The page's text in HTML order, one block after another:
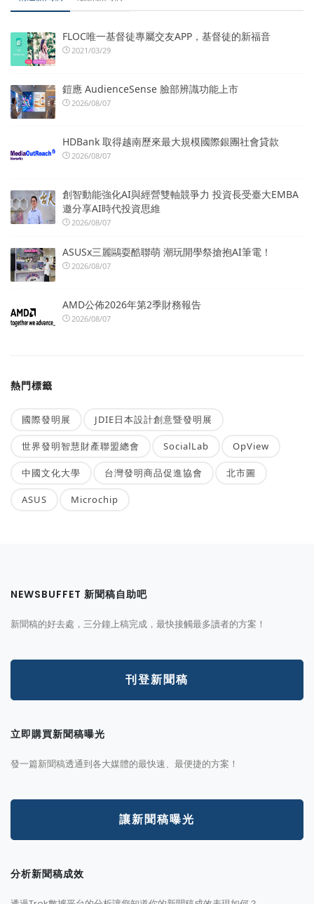
FLOC唯一基督徒專屬交友APP，基督徒的新福音
2021/03/29
鎧應 AudienceSense 臉部辨識功能上市
2026/08/07
HDBank 取得越南歷來最大規模國際銀團社會貸款
2026/08/07
創智動能強化AI與經營雙軸競爭力 投資長受臺大EMBA
邀分享AI時代投資思維
2026/08/07
ASUSx三麗鷗耍酷聯萌 潮玩開學祭搶抱AI筆電！
2026/08/07
AMD公佈2026年第2季財務報告
2026/08/07
熱門標籤
國際發明展 JDIE日本設計創意暨發明展
世界發明智慧財產聯盟總會 SocialLab OpView
中國文化大學 台灣發明商品促進協會 北市圖
ASUS Microchip
NEWSBUFFET 新聞稿自助吧
新聞稿的好去處，三分鐘上稿完成，最快接觸最多讀者的方案！
刊登新聞稿
立即購買新聞稿曝光
發一篇新聞稿透通到各大媒體的最快速、最便捷的方案！
讓新聞稿曝光
分析新聞稿成效